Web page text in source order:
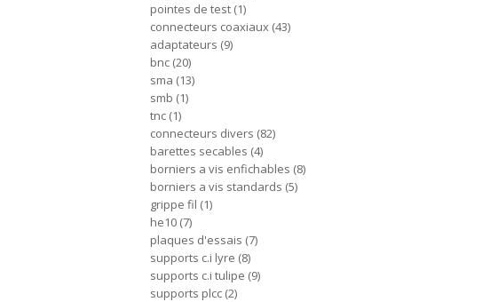
pointes de test 1
connecteurs coaxiaux 43
adaptateurs 9
bnc 20
sma 13
smb 1
tnc 1
connecteurs divers 82
barettes secables 4
borniers a vis enfichables 8
borniers a vis standards 5
grippe fil 1
he10 7
plaques d'essais 7
supports c.i lyre 8
supports c.i tulipe 9
supports plcc 2